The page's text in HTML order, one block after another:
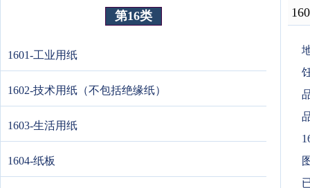
第16类
1601-工业用纸
1602-技术用纸（不包括绝缘纸）
1603-生活用纸
1604-纸板